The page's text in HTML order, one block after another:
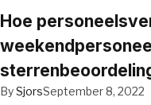
Hoe
BySjorsSeptember 8, 2022